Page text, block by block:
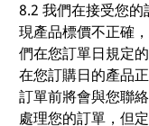
8.2 我們在接受您
現產品標價不正確
們在您訂單日規定
在您訂購日的產品
訂單前將會與您聯
處理您的訂單，但